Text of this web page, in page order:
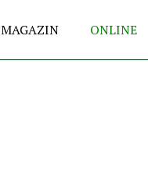
MAGAZIN ONLINE